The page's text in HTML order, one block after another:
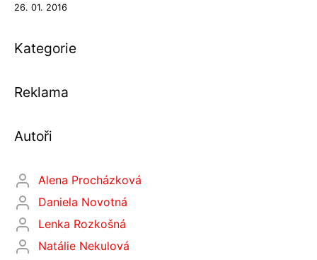
26. 01. 2016
Kategorie
Reklama
Autoři
Alena Procházková
Daniela Novotná
Lenka Rozkošná
Natálie Nekulová